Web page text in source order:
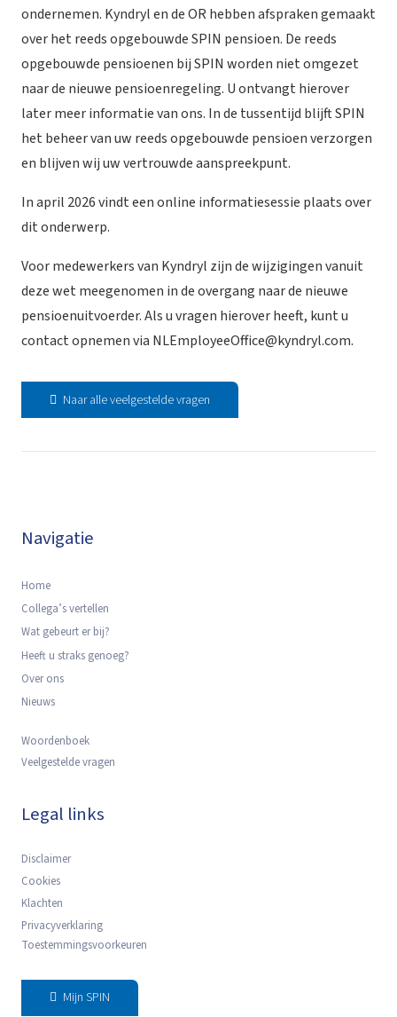
ondernemen. Kyndryl en de OR hebben afspraken gemaakt
over het reeds opgebouwde SPIN pensioen. De reeds
opgebouwde pensioenen bij SPIN worden niet omgezet
naar de nieuwe pensioenregeling. U ontvangt hierover
later meer informatie van ons. In de tussentijd blijft SPIN
het beheer van uw reeds opgebouwde pensioen verzorgen
en blijven wij uw vertrouwde aanspreekpunt.
In april 2026 vindt een online informatiesessie plaats over
dit onderwerp.
Voor medewerkers van Kyndryl zijn de wijzigingen vanuit
deze wet meegenomen in de overgang naar de nieuwe
pensioenuitvoerder. Als u vragen hierover heeft, kunt u
contact opnemen via NLEmployeeOffice@kyndryl.com.
Naar alle veelgestelde vragen
Navigatie
Home
Collega’s vertellen
Wat gebeurt er bij?
Heeft u straks genoeg?
Over ons
Nieuws
Woordenboek
Veelgestelde vragen
Legal links
Disclaimer
Cookies
Klachten
Privacyverklaring
Toestemmingsvoorkeuren
Mijn SPIN